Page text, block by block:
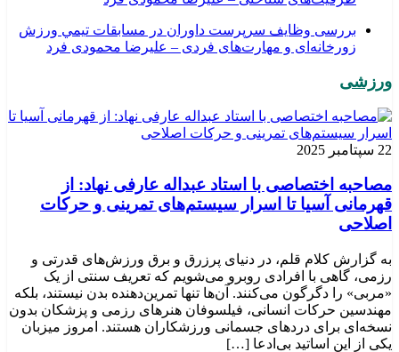
بررسی وظايف سرپرست داوران در مسابقات تیمي ورزش
زورخانه‌ای و مهارت‌های فردی – علیرضا محمودی فرد
ورزشی
22 سپتامبر 2025
مصاحبه اختصاصی با استاد عبداله عارفی نهاد: از
قهرمانی آسیا تا اسرار سیستم‌های تمرینی و حرکات
اصلاحی
به گزارش کلام قلم، در دنیای پرزرق و برق ورزش‌های قدرتی و
رزمی، گاهی با افرادی روبرو می‌شویم که تعریف سنتی از یک
«مربی» را دگرگون می‌کنند. آن‌ها تنها تمرین‌دهنده بدن نیستند، بلکه
مهندسین حرکات انسانی، فیلسوفان هنرهای رزمی و پزشکان بدون
نسخه‌ای برای دردهای جسمانی ورزشکاران هستند. امروز میزبان
یکی از این اساتید بی‌ادعا […]